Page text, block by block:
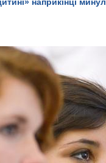
«Кожній
мирозпочали збір
60 випускників
виходу з
чи одягу молоді
розробило програму